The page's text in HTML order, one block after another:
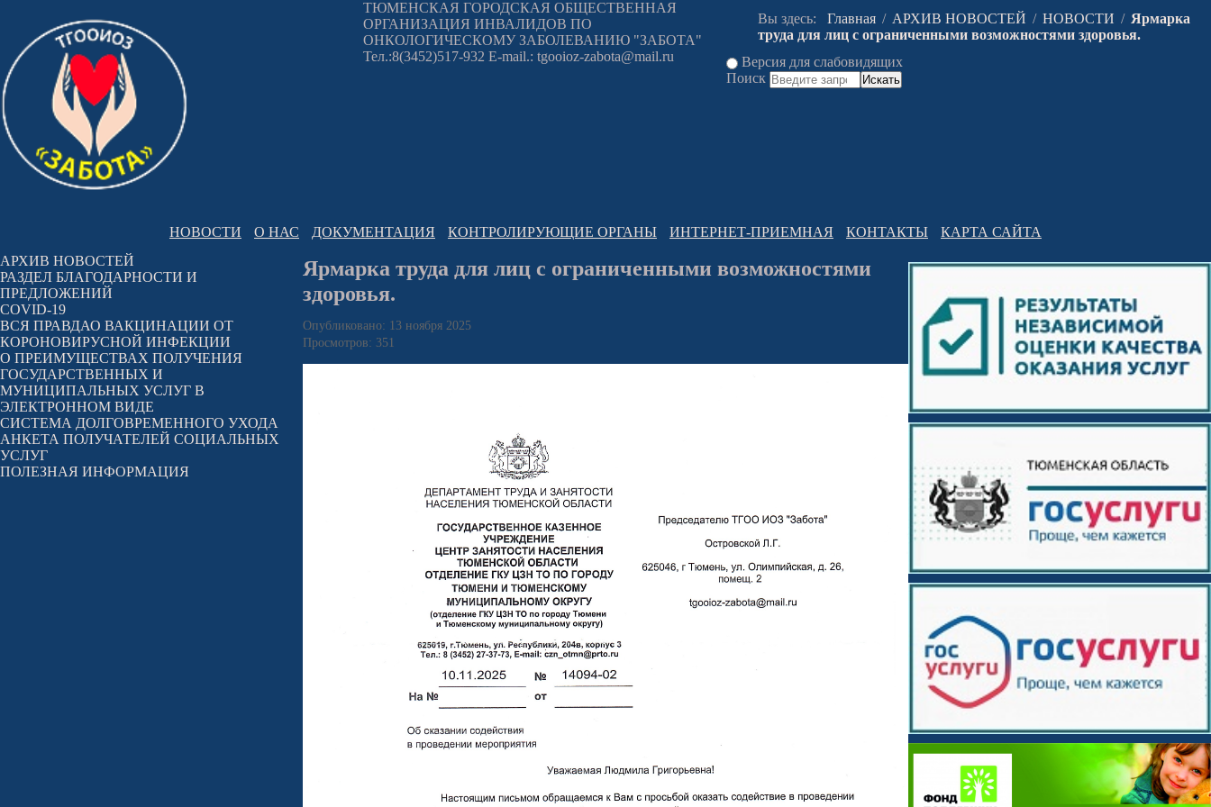
ТЮМЕНСКАЯ ГОРОДСКАЯ ОБЩЕСТВЕННАЯ
ОРГАНИЗАЦИЯ ИНВАЛИДОВ ПО
ОНКОЛОГИЧЕСКОМУ ЗАБОЛЕВАНИЮ "ЗАБОТА"
Тел.:8(3452)517-932 E-mail.: tgooioz-zabota@mail.ru
Вы здесь:Главная / АРХИВ НОВОСТЕЙ / НОВОСТИ / Ярмарка
труда для лиц с ограниченными возможностями здоровья.
Версия для слабовидящих
Поиск
Искать
НОВОСТИ О НАС ДОКУМЕНТАЦИЯ КОНТРОЛИРУЮЩИЕ ОРГАНЫ ИНТЕРНЕТ-ПРИЕМНАЯ КОНТАКТЫ
КАРТА САЙТА
АРХИВ НОВОСТЕЙ
РАЗДЕЛ БЛАГОДАРНОСТИ И
ПРЕДЛОЖЕНИЙ
COVID-19
ВСЯ ПРАВДАО ВАКЦИНАЦИИ ОТ
КОРОНОВИРУСНОЙ ИНФЕКЦИИ
О ПРЕИМУЩЕСТВАХ ПОЛУЧЕНИЯ
ГОСУДАРСТВЕННЫХ И
МУНИЦИПАЛЬНЫХ УСЛУГ В
ЭЛЕКТРОННОМ ВИДЕ
СИСТЕМА ДОЛГОВРЕМЕННОГО УХОДА
АНКЕТА ПОЛУЧАТЕЛЕЙ СОЦИАЛЬНЫХ
УСЛУГ
ПОЛЕЗНАЯ ИНФОРМАЦИЯ
Ярмарка труда для лиц с ограниченными возможностями
здоровья.
Опубликовано: 13 ноября 2025
Просмотров: 351